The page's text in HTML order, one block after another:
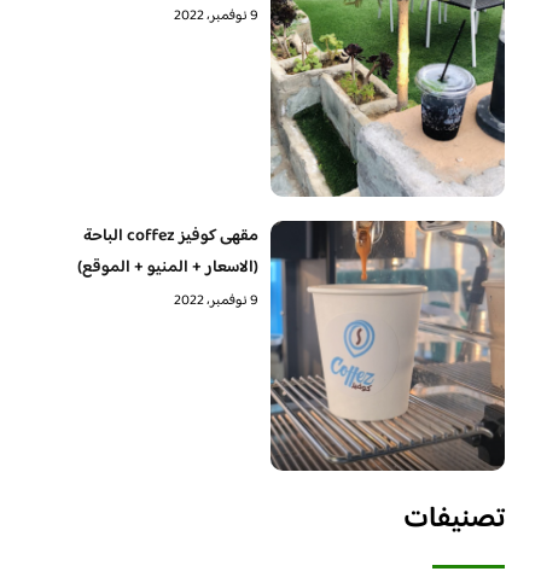
9 نوفمبر، 2022
مقهى كوفيز coffez الباحة
(الاسعار + المنيو + الموقع)
9 نوفمبر، 2022
تصنيفات